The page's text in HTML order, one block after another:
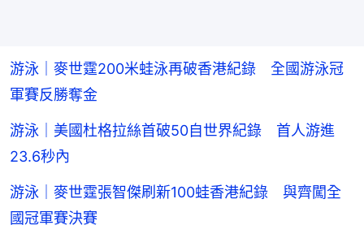
游泳｜麥世霆200米蛙泳再破香港紀錄 全國游泳冠
軍賽反勝奪金
游泳｜美國杜格拉絲首破50自世界紀錄 首人游進
23.6秒內
游泳｜麥世霆張智傑刷新100蛙香港紀錄 與齊闖全
國冠軍賽決賽